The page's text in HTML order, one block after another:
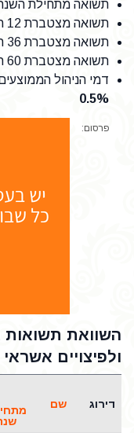
תשואה מתחילת
תשואה מצטברת 12 חודשים אחרונים
תשואה מצטברת 36 חודשים אחרונים
תשואה מצטברת 60 חודשים אחרונים
דמי הניהול
0.5%
פרסום:
השוואת תשואות
ולפיצויים
דירוג שם